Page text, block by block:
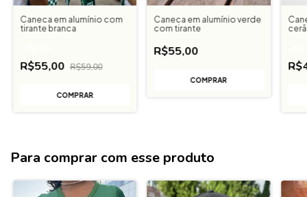
Caneca em alumínio com
tirante branca
R$55,00 R$59,00
Caneca em alumínio verde
com tirante
R$55,00
Para comprar com esse produto